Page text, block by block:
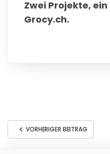
Zwei Projekte, ein
Grocy.ch.
chevron_left VORHERIGER BEITRAG